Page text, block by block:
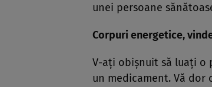
unei persoane
Corpuri energetice,
V-aţi obişnuit să luaţi o
un medicament. Vă dor